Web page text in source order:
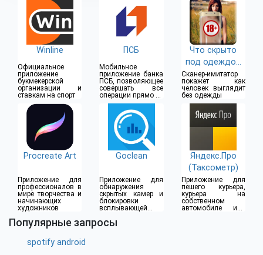
Winline
Официальное
приложение
букмекерской
организации и
ставкам на спорт
ПСБ
Мобильное
приложение банка
ПСБ, позволяющее
совершать все
операции прямо из
дома
Что скрыто
под одеждой
(18+)
Сканер-имитатор
покажет как
человек выглядит
без одежды
Procreate Art
Приложение для
профессионалов в
мире творчества и
начинающих
художников
Goclean
Приложение для
обнаружения
скрытых камер и
блокировки
всплывающей
Яндекс.Про
(Таксометр)
Приложение для
пешего курьера,
курьера на
собственном
автомобиле или
Популярные запросы
spotify android